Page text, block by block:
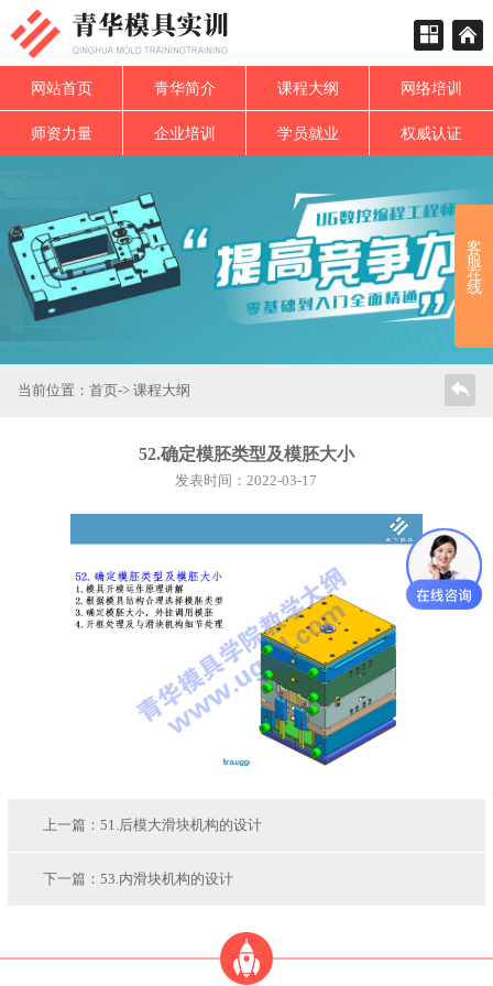
网站首页 青华简介 课程大纲 网络培训
师资力量 企业培训 学员就业 权威认证
当前位置： 首页-> 课程大纲
52.确定模胚类型及模胚大小
发表时间：2022-03-17
上一篇： 51.后模大滑块机构的设计
下一篇： 53.内滑块机构的设计
客
服
在
线